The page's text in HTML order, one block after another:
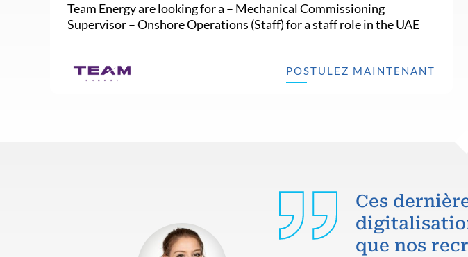
Team Energy are looking for a – Mechanical Commissioning
Supervisor – Onshore Operations (Staff) for a staff role in the UAE
POSTULEZ MAINTENANT
Ces
que nos